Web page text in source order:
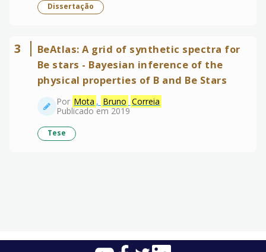
Dissertação
3
BeAtlas: A grid of synthetic spectra for
Be stars - Bayesian inference of the
physical properties of B and Be Stars
Por Mota , Bruno Correia
Publicado em 2019
Tese